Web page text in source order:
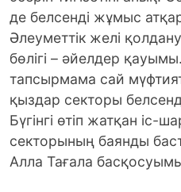
де белсенді жұмыс
Әлеуметтік желі
бөлігі – әйелдер
тапсырмама сай
қыздар секторы
Бүгінгі өтіп жатқан
секторының баянды
Алла Тағала